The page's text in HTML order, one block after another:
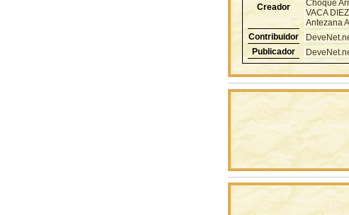
Creador
Choque
VACA
Antezana
Contribuidor
Publicador